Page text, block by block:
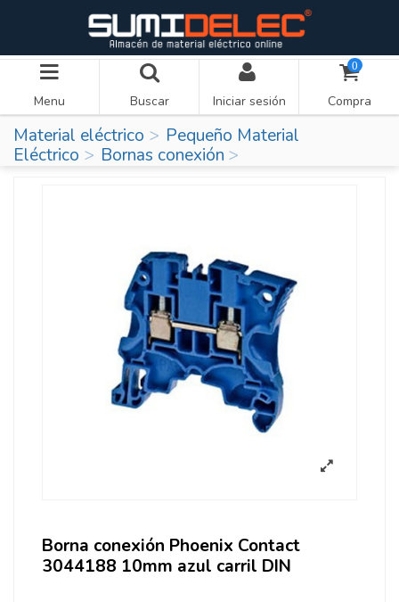
Menu Buscar Iniciar sesión
0
Compra
Material eléctrico
Pequeño Material
Eléctrico
Bornas conexión
Borna conexión Phoenix Contact
3044188 10mm azul carril DIN